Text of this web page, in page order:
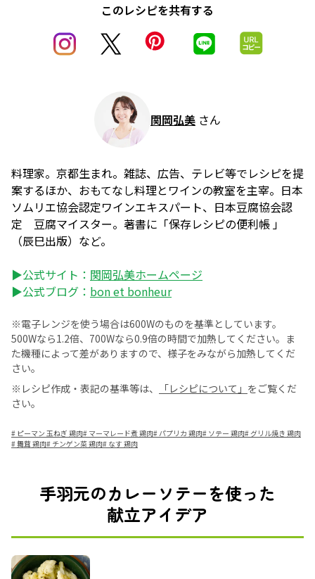
このレシピを共有する
関岡弘美 さん
料理家。京都生まれ。雑誌、広告、テレビ等でレシピを提
案するほか、おもてなし料理とワインの教室を主宰。日本
ソムリエ協会認定ワインエキスパート、日本豆腐協会認
定 豆腐マイスター。著書に「保存レシピの便利帳 」
（辰巳出版）など。
▶公式サイト： 関岡弘美ホームページ
▶公式ブログ： bon et bonheur
※電子レンジを使う場合は600Wのものを基準としています。
500Wなら1.2倍、700Wなら0.9倍の時間で加熱してください。ま
た機種によって差がありますので、様子をみながら加熱してくだ
さい。
※レシピ作成・表記の基準等は、
「レシピについて」 をご覧くだ
さい。
# ピーマン 玉ねぎ 鶏肉# マーマレード煮 鶏肉#パプリカ 鶏肉# ソテー 鶏肉# グリル焼き 鶏肉
#舞茸 鶏肉# チンゲン菜 鶏肉# なす 鶏肉
手羽元のカレーソテーを使った
献立アイデア